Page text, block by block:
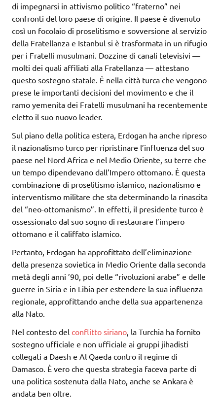
di impegnarsi in attivismo politico “fraterno” nei
confronti del loro paese di origine. Il paese è divenuto
così un focolaio di proselitismo e sovversione al servizio
della Fratellanza e Istanbul si è trasformata in un rifugio
per i Fratelli musulmani. Dozzine di canali televisivi —
molti dei quali affiliati alla Fratellanza — attestano
questo sostegno statale. È nella città turca che vengono
prese le importanti decisioni del movimento e che il
ramo yemenita dei Fratelli musulmani ha recentemente
eletto il suo nuovo leader.
Sul piano della politica estera, Erdogan ha anche ripreso
il nazionalismo turco per ripristinare l’influenza del suo
paese nel Nord Africa e nel Medio Oriente, su terre che
un tempo dipendevano dall’Impero ottomano. È questa
combinazione di proselitismo islamico, nazionalismo e
interventismo militare che sta determinando la rinascita
del “neo-ottomanismo”. In effetti, il presidente turco è
ossessionato dal suo sogno di restaurare l’impero
ottomano e il califfato islamico.
Pertanto, Erdogan ha approfittato dell’eliminazione
della presenza sovietica in Medio Oriente dalla seconda
metà degli anni ’90, poi delle “rivoluzioni arabe” e delle
guerre in Siria e in Libia per estendere la sua influenza
regionale, approfittando anche della sua appartenenza
alla Nato.
Nel contesto del conflitto siriano, la Turchia ha fornito
sostegno ufficiale e non ufficiale ai gruppi jihadisti
collegati a Daesh e Al Qaeda contro il regime di
Damasco. È vero che questa strategia faceva parte di
una politica sostenuta dalla Nato, anche se Ankara è
andata ben oltre.